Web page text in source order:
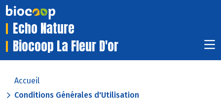
Echo Nature
Biocoop La Fleur D'or
Accueil
Conditions Générales d'Utilisation